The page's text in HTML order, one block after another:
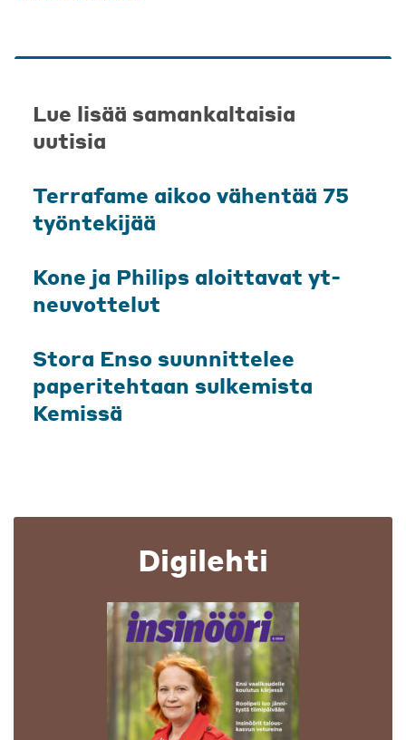
Lue lisää samankaltaisia
uutisia
Terrafame aikoo vähentää 75
työntekijää
Kone ja Philips aloittavat yt-
neuvottelut
Stora Enso suunnittelee
paperitehtaan sulkemista
Kemissä
Digilehti